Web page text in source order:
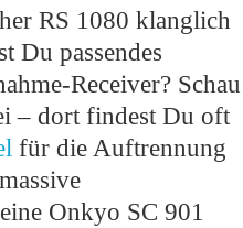
RS 1080 klanglich
Du passendes
Receiver? Schau
– dort findest Du oft
für die Auftrennung
Onkyo SC 901